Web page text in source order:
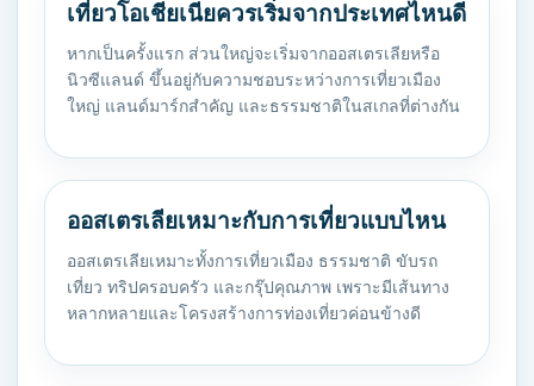
เที่ยวโอเชียเนียควรเริ่มจากประเทศไหนดี
หากเป็นครั้งแรก ส่วนใหญ่จะเริ่มจากออสเตรเลียหรือ
นิวซีแลนด์ ขึ้นอยู่กับความชอบระหว่างการเที่ยวเมือง
ใหญ่ แลนด์มาร์กสำคัญ และธรรมชาติในสเกลที่ต่างกัน
ออสเตรเลียเหมาะกับการเที่ยวแบบไหน
ออสเตรเลียเหมาะทั้งการเที่ยวเมือง ธรรมชาติ ขับรถ
เที่ยว ทริปครอบครัว และกรุ๊ปคุณภาพ เพราะมีเส้นทาง
หลากหลายและโครงสร้างการท่องเที่ยวค่อนข้างดี